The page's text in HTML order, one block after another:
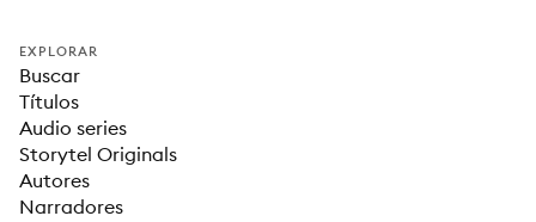
EXPLORAR
Buscar
Títulos
Audio series
Storytel Originals
Autores
Narradores